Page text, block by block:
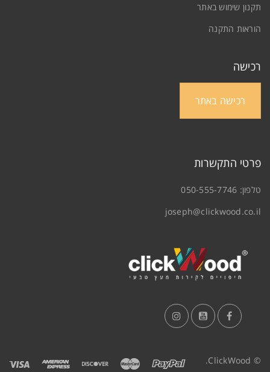
תקנון שימוש באתר
הוראות התקנה
רכישה
רכישה באתר
פרטי התקשרות
טלפון: 050-555-7746
joseph@clickwood.co.il
© ClickWood.